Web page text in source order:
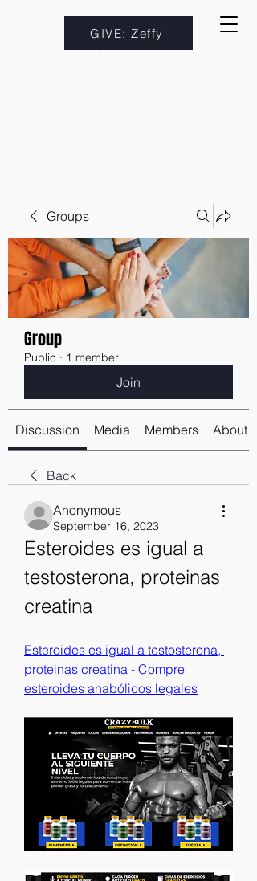
GIVE: Zeffy
Groups
Group
Public · 1 member
Join
Discussion Media Members About
Back
Anonymous
September 16, 2023
Esteroides es igual a
testosterona, proteinas
creatina
Esteroides es igual a testosterona,
proteinas creatina - Compre
esteroides anabólicos legales